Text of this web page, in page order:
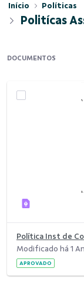
Início Políticas
Politícas
DOCUMENTOS
Política Inst de
Modificado há 1
APROVADO